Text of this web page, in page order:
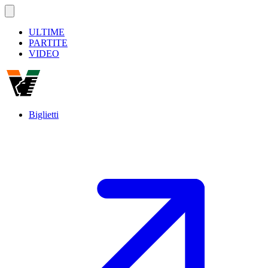
ULTIME
PARTITE
VIDEO
Biglietti